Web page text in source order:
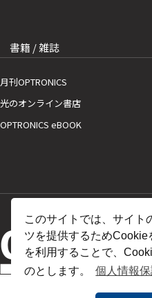
このサイトでは、サイト
ツを提供するためCookie
を利用することで、
のとします。
個人情報
書籍 / 雑誌
月刊OPTRONICS
光のオンライン書店
OPTRONICS eBOOK